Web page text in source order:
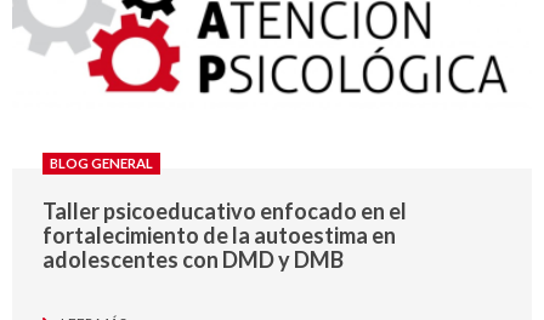
BLOG GENERAL
Taller psicoeducativo enfocado en el
fortalecimiento de la autoestima en
adolescentes con DMD y DMB